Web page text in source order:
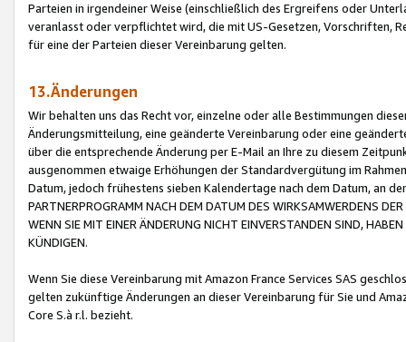
Parteien in irgendeiner Weise (einschließlich des Ergreifens oder
veranlasst oder verpflichtet wird, die mit US-Gesetzen, Vorschriften,
für eine der Parteien dieser Vereinbarung gelten.
13.Änderungen
Wir behalten uns das Recht vor, einzelne oder alle Bestimmungen
Änderungsmitteilung, eine geänderte Vereinbarung oder eine
über die entsprechende Änderung per E-Mail an Ihre zu diesem
ausgenommen etwaige Erhöhungen der Standardvergütung im
Datum, jedoch frühestens sieben Kalendertage nach dem Datum, an
PARTNERPROGRAMM NACH DEM DATUM DES WIRKSAMWERDENS
WENN SIE MIT EINER ÄNDERUNG NICHT EINVERSTANDEN SIND,
KÜNDIGEN.
Wenn Sie diese Vereinbarung mit Amazon France Services SAS
gelten zukünftige Änderungen an dieser Vereinbarung für Sie und
Core S.à r.l. bezieht.